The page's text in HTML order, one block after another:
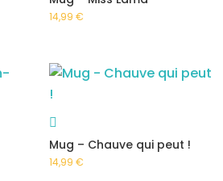
14,99€
Mug – Chauve qui peut !
14,99€